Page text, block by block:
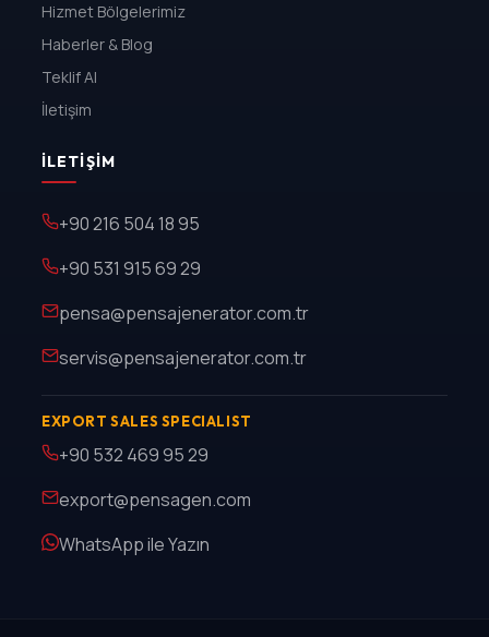
Hizmet Bölgelerimiz
Haberler & Blog
Teklif Al
İletişim
İLETIŞIM
+90 216 504 18 95
+90 531 915 69 29
pensa@pensajenerator.com.tr
servis@pensajenerator.com.tr
EXPORT SALES SPECIALIST
+90 532 469 95 29
export@pensagen.com
WhatsApp ile Yazın